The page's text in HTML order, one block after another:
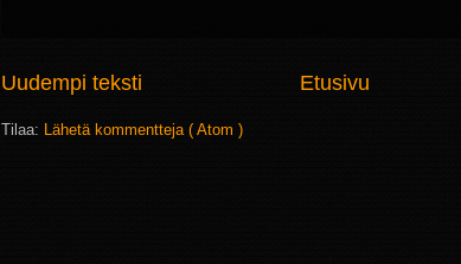
Uudempi teksti Etusivu
Tilaa: Lähetä kommentteja ( Atom )